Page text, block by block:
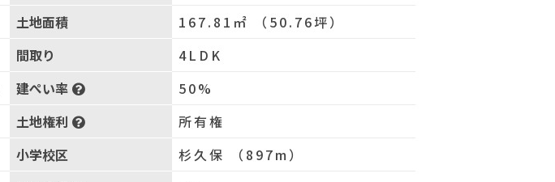
土地面積
167.81㎡ （50.76坪）
間取り
4LDK
建ぺい率
50%
土地権利
所有権
小学校区
杉久保 （897m）